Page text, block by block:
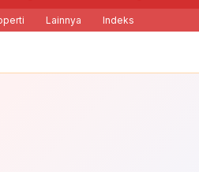
Lainnya Indeks